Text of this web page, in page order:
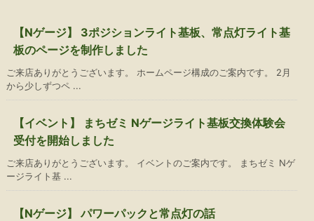
【Nゲージ】 3ポジションライト基板、常点灯ライト基
板のページを制作しました
ご来店ありがとうございます。 ホームページ構成のご案内です。 2月
から少しずつペ ...
【イベント】 まちゼミ Nゲージライト基板交換体験会
受付を開始しました
ご来店ありがとうございます。 イベントのご案内です。 まちゼミ Nゲ
ージライト基 ...
【Nゲージ】 パワーパックと常点灯の話